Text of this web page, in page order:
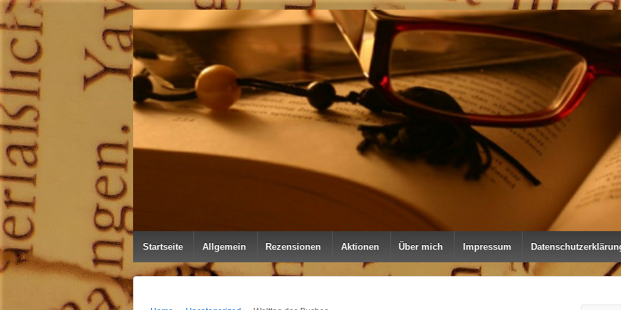
↓
ZUM
ZENTRALEN
INHALT
Startseite Allgemein Rezensionen Aktionen Über mich Impressum